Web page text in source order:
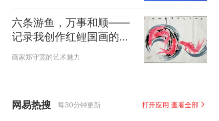
六条游鱼，万事和顺——
记录我创作红鲤国画的日
常
画家郑守宽的艺术魅力
网易热搜 每30分钟更新 打开应用 查看全部